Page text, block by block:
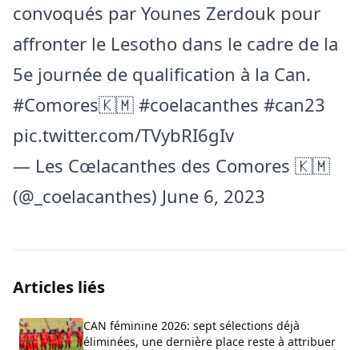
convoqués par Younes Zerdouk pour
affronter le Lesotho dans le cadre de la
5e journée de qualification à la Can.
#Comores🇰🇲 #coelacanthes #can23
pic.twitter.com/TVybRI6gIv
— Les Cœlacanthes des Comores 🇰🇲
(@_coelacanthes) June 6, 2023
Articles liés
CAN féminine 2026: sept sélections déjà
éliminées, une dernière place reste à attribuer